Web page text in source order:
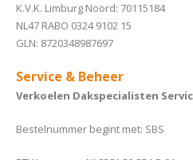
K.V.K. Limburg Noord: 70115184
NL47 RABO 0324 9102 15
GLN: 8720348987697
Service & Beheer
Verkoelen Dakspecialisten
Bestelnummer begint met: SBS